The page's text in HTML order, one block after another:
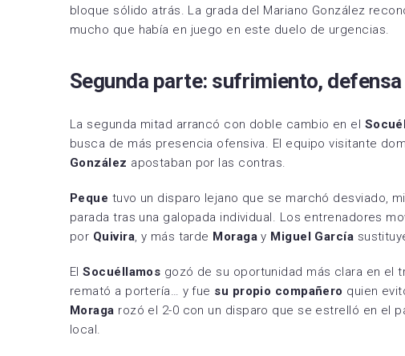
bloque sólido atrás. La grada del Mariano González
mucho que había en juego en este duelo de urgencias.
Segunda parte: sufrimiento,
La segunda mitad arrancó con doble cambio en el
busca de más presencia ofensiva. El equipo visitante
González apostaban por las contras.
Peque tuvo un disparo lejano que se marchó desviado,
parada tras una galopada individual. Los entrenadores
por Quivira, y más tarde Moragay Miguel García
ElSocuéllamos gozó de su oportunidad más clara en el
remató a portería… y fue su propio compañero quien
Moraga rozó el 2-0 con un disparo que se estrelló en el
local.